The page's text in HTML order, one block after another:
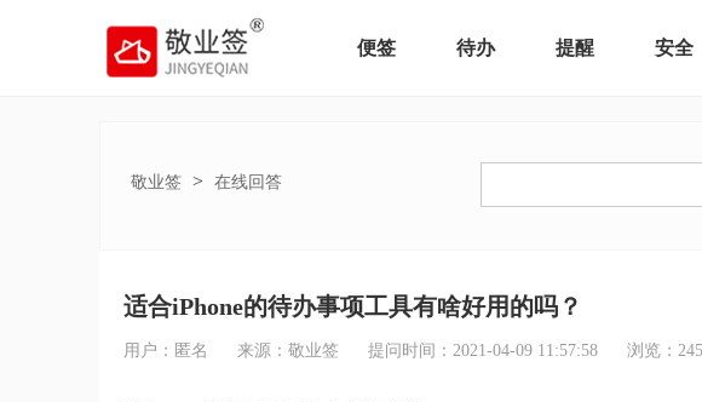
便签 待办 提醒 安全
敬业签 > 在线回答
适合iPhone的待办事项工具有啥好用的吗？
用户：匿名 来源：敬业签 提问时间：2021-04-09 11:57:58 浏览： 245